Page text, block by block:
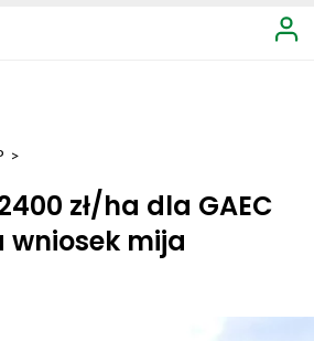
>
zł/ha dla GAEC
wniosek mija